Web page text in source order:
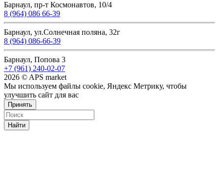
Барнаул, пр-т Космонавтов, 10/4
8 (964) 086 66-39
Барнаул, ул.Солнечная поляна, 32г
8 (964) 086-66-39
Барнаул, Попова 3
+7 (961) 240-02-07
2026 © APS market
Мы используем файлы cookie, Яндекс Метрику, чтобы
улучшить сайт для вас
Принять
Найти